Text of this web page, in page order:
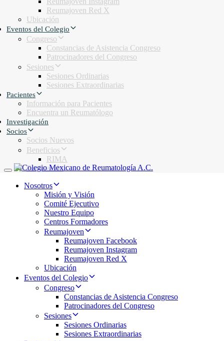
Reumajoven Red X
Ubicación
Eventos del Colegio
Congreso
Constancias de Asistencia Congreso
Patrocinadores del Congreso
Sesiones
Sesiones Ordinarias
Sesiones Extraordinarias
Pacientes
Información para Pacientes
Encuentra un Reumatólogo
Investigación
Socios
Socios Nuevos
Beneficios
RIMA
Facturación
Toggle navigation
Nosotros
Misión y Visión
Comité Ejecutivo
Nuestro Equipo
Centros Formadores
Reumajoven
Reumajoven Facebook
Reumajoven Instagram
Reumajoven Red X
Ubicación
Eventos del Colegio
Congreso
Constancias de Asistencia Congreso
Patrocinadores del Congreso
Sesiones
Sesiones Ordinarias
Sesiones Extraordinarias